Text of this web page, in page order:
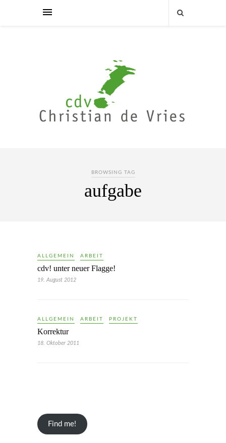
BROWSING TAG
aufgabe
ALLGEMEIN ARBEIT
cdv! unter neuer Flagge!
19. August 2012
ALLGEMEIN ARBEIT PROJEKT
Korrektur
18. Oktober 2011
Find me!